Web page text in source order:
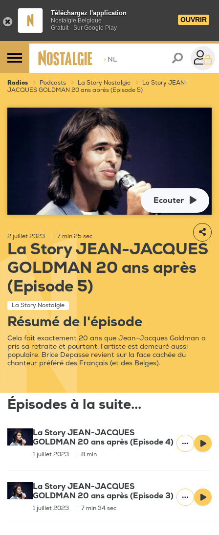
Téléchargez l'application
Nostalgie Belgique
Gratuit - Sur Google Play
OUVRIR
> NL
Radios Podcasts La Story Nostalgie
La Story JEAN-
JACQUES GOLDMAN 20 ans après (Episode 5)
Ecouter
2 juillet 2023 7 min 25 sec
La Story JEAN-JACQUES
GOLDMAN 20 ans après
(Episode 5)
La Story Nostalgie
Résumé de l'épisode
Cela fait exactement 20 ans que Jean-Jacques Goldman a
pris sa retraite et pourtant, l'artiste est demeuré aussi
populaire. Brice Depasse revient sur la face cachée du
chanteur préféré des Français (et des Belges).
Épisodes à la suite...
La Story JEAN-JACQUES
GOLDMAN 20 ans après (Episode 4)
1 juillet 2023 8 min
La Story JEAN-JACQUES
GOLDMAN 20 ans après (Episode 3)
1 juillet 2023 7 min 34 sec